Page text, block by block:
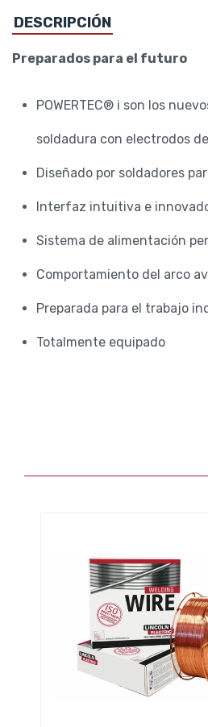
DESCRIPCIÓN
Preparados para el futuro
POWERTEC® i son los
soldadura con electrodos
Diseñado por soldadores
Interfaz intuitiva e
Sistema de alimentación
Comportamiento del arco
Preparada para el trabajo
Totalmente equipado